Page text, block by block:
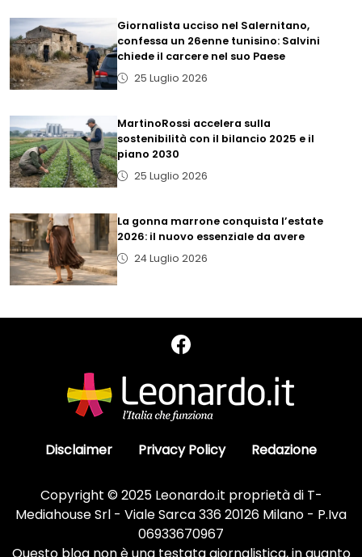
Giornalista ucciso nel Salernitano,
confessa un 26enne tunisino: Salvini
chiede il carcere nel suo Paese
25 Luglio 2026
MartinoRossi accelera sulla
sostenibilità con il bilancio 2025 e il
piano 2030
25 Luglio 2026
La gonna marrone conquista l’estate
2026: il nuovo essenziale da avere
24 Luglio 2026
Disclaimer Privacy Policy Redazione
Copyright © 2025 Leonardo.it proprietà di T-
Mediahouse Srl - Viale Sarca 336 20126 Milano - P.Iva
06933670967